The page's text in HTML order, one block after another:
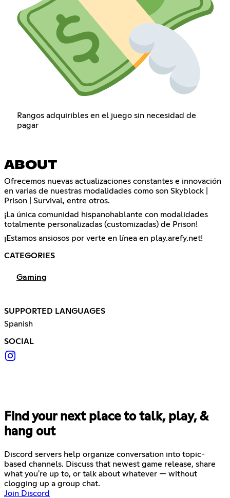
Rangos adquiribles en el juego sin necesidad de
pagar
ABOUT
Ofrecemos nuevas actualizaciones constantes e innovación
en varias de nuestras modalidades como son Skyblock |
Prison | Survival, entre otros.
¡La única comunidad hispanohablante con modalidades
totalmente personalizadas (customizadas) de Prison!
¡Estamos ansiosos por verte en línea en play.arefy.net!
CATEGORIES
Gaming
SUPPORTED LANGUAGES
Spanish
SOCIAL
Find your next place to talk, play, &
hang out
Discord servers help organize conversation into topic-
based channels. Discuss that newest game release, share
what you're up to, or talk about whatever — without
clogging up a group chat.
Join Discord